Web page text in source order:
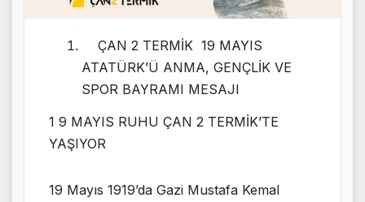
ÇAN 2 TERMİK 19 MAYIS
ATATÜRK’Ü ANMA, GENÇLİK VE
SPOR BAYRAMI MESAJI
1 9 MAYIS RUHU ÇAN 2 TERMİK’TE
YAŞIYOR
19 Mayıs 1919’da Gazi Mustafa Kemal